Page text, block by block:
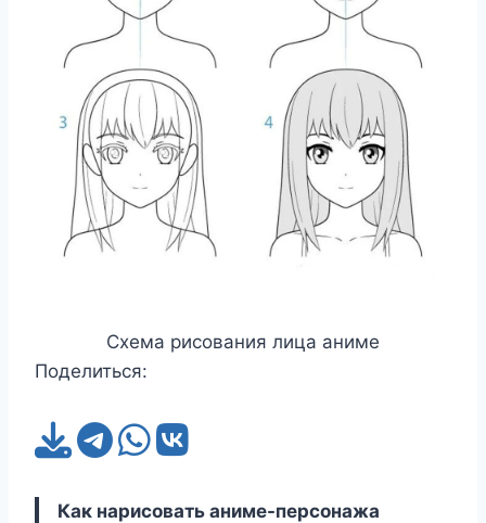
Схема рисования лица аниме
Поделиться:
Как нарисовать аниме-персонажа